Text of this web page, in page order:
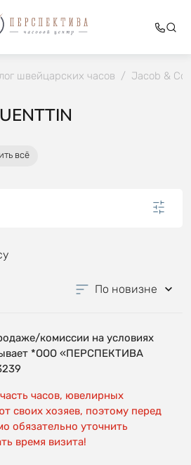
швейцарских часов / Jacob & Co
всё
По новизне
комиссии на условиях
*ООО «ПЕРСПЕКТИВА
часов, ювелирных
своих хозяев, поэтому перед
обязательно уточнить
время визита!